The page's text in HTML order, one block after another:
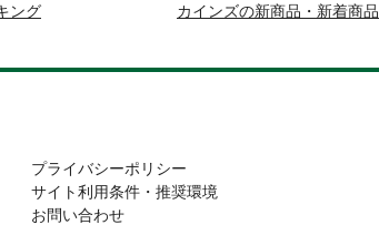
ング カインズの新商品・新着商品
プライバシーポリシー
サイト利用条件・推奨環境
お問い合わせ